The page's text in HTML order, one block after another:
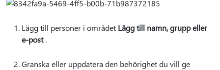
Lägg till personer i området Lägg till namn, grupp eller
e-post.
Granska eller uppdatera den behörighet du vill ge